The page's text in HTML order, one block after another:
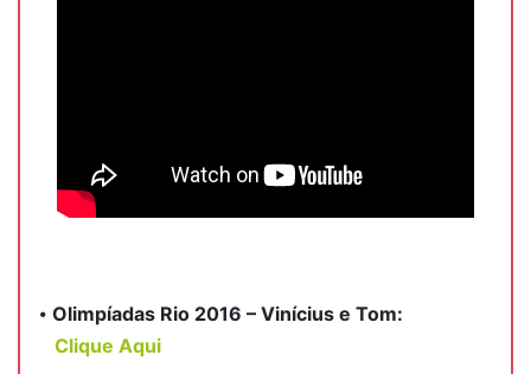
⦁ Olimpíadas Rio 2016 – Vinícius e Tom:
Clique Aqui